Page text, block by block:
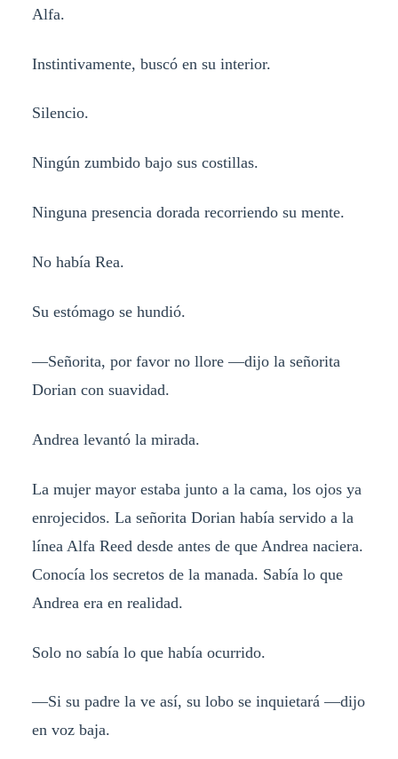
Alfa.
Instintivamente, buscó en su interior.
Silencio.
Ningún zumbido bajo sus costillas.
Ninguna presencia dorada recorriendo su mente.
No había Rea.
Su estómago se hundió.
—Señorita, por favor no llore —dijo la señorita
Dorian con suavidad.
Andrea levantó la mirada.
La mujer mayor estaba junto a la cama, los ojos ya
enrojecidos. La señorita Dorian había servido a la
línea Alfa Reed desde antes de que Andrea naciera.
Conocía los secretos de la manada. Sabía lo que
Andrea era en realidad.
Solo no sabía lo que había ocurrido.
—Si su padre la ve así, su lobo se inquietará —dijo
en voz baja.